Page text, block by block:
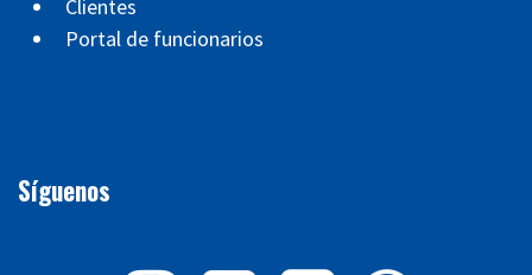
Clientes
Portal de funcionarios
Síguenos